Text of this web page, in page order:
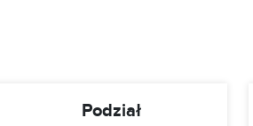
Podział